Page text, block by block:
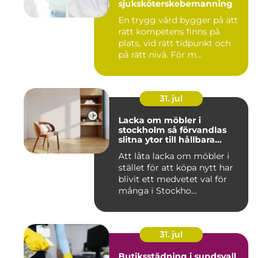
sjuksköterskebemanning
En trygg vård bygger på att
rätt kompetens finns på
plats, vid rätt tidpunkt och
på rätt nivå. För m...
31. jul
Lacka om möbler i
stockholm så förvandlas
slitna ytor till hållbara
Att låta lacka om möbler i
stället för att köpa nytt har
blivit ett medvetet val för
många i Stockho...
31. jul